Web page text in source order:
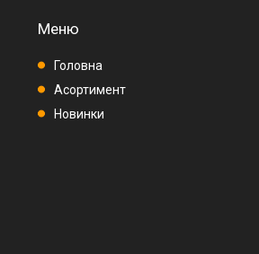
Меню
Головна
Асортимент
Новинки